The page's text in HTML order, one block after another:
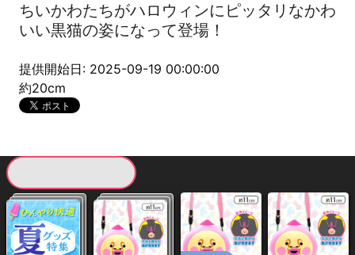
ちいかわたちがハロウィンにピッタリなかわ
いい黒猫の姿になって登場！
提供開始日: 2025-09-19 00:00:00
約20cm